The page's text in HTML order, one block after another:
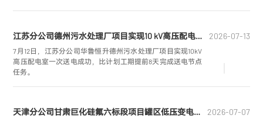
江苏分公司德州污水处理厂项目实现10 kV高压配电室一次送电成功 2026-07-13
7月12日，江苏分公司华鲁恒升德州污水处理厂项目实现10kV
高压配电室一次送电成功，比计划工期提前8天完成送电节点
任务。
天津分公司甘肃巨化硅氟六标段项目罐区低压变电所送电一次成功 2026-07-07